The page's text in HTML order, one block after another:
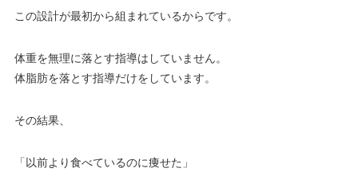
この設計が最初から組まれているからです。
体重を無理に落とす指導はしていません。
体脂肪を落とす指導だけをしています。
その結果、
「以前より食べているのに痩せた」